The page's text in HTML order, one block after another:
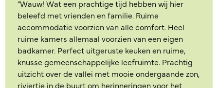
"Wauw! Wat een prachtige tijd hebben wij hier
beleefd met vrienden en familie. Ruime
accommodatie voorzien van alle comfort. Heel
ruime kamers allemaal voorzien van een eigen
badkamer. Perfect uitgeruste keuken en ruime,
knusse gemeenschappelijke leefruimte. Prachtig
uitzicht over de vallei met mooie ondergaande zon,
riviertje in de buurt om herinneringen voor het